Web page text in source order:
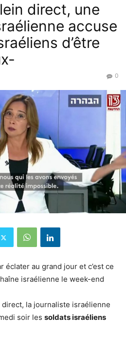
direct, une
accuse
d’être
0
éclater au grand jour et c’est ce
israélienne le week-end
direct, la journaliste israélienne
soir les soldats israéliens